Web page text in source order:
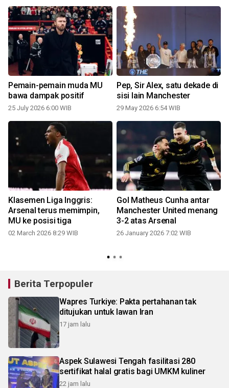
Pemain-pemain muda MU
bawa dampak positif
25 July 2026 6:00 WIB
Pep, Sir Alex, satu dekade di
sisi lain Manchester
29 May 2026 6:54 WIB
Klasemen Liga Inggris:
Arsenal terus memimpin,
MU ke posisi tiga
02 March 2026 8:29 WIB
Gol Matheus Cunha antar
Manchester United menang
3-2 atas Arsenal
26 January 2026 7:02 WIB
Berita Terpopuler
Wapres Turkiye: Pakta pertahanan tak
ditujukan untuk lawan Iran
17 jam lalu
Aspek Sulawesi Tengah fasilitasi 280
sertifikat halal gratis bagi UMKM kuliner
22 jam lalu